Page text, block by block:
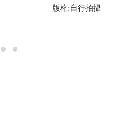
版權:自行拍攝